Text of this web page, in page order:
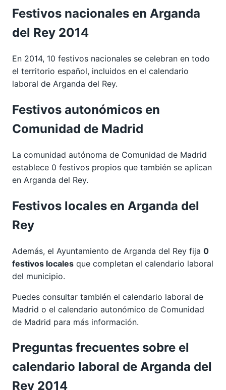
Festivos nacionales en Arganda
del Rey 2014
En 2014, 10 festivos nacionales se celebran en todo
el territorio español, incluidos en el calendario
laboral de Arganda del Rey.
Festivos autonómicos en
Comunidad de Madrid
La comunidad autónoma de Comunidad de Madrid
establece 0 festivos propios que también se aplican
en Arganda del Rey.
Festivos locales en Arganda del
Rey
Además, el Ayuntamiento de Arganda del Rey fija 0
festivos locales que completan el calendario laboral
del municipio.
Puedes consultar también el calendario laboral de
Madrid o el calendario autonómico de Comunidad
de Madrid para más información.
Preguntas frecuentes sobre el
calendario laboral de Arganda del
Rey 2014